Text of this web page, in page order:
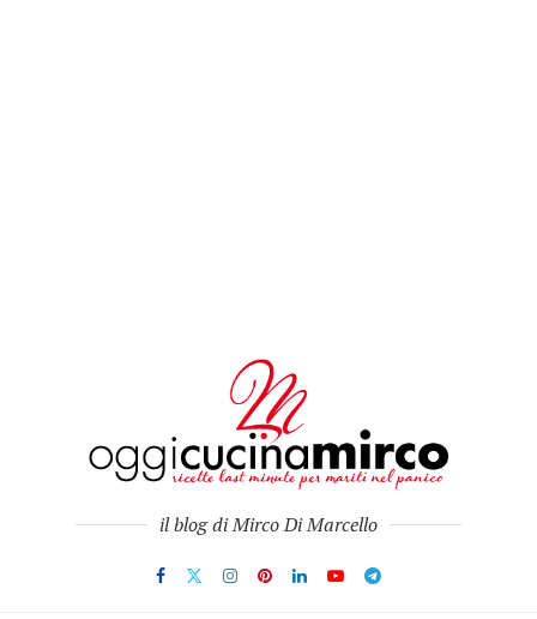
il blog di Mirco Di Marcello